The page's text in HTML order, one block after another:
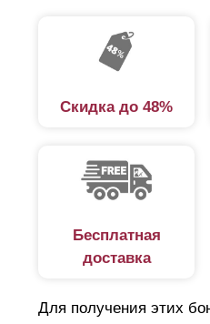
Скидка до 48%
Бесплатная
доставка
Для получения этих